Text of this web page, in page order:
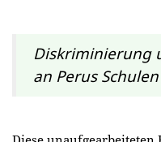
Diskriminierung
an Perus